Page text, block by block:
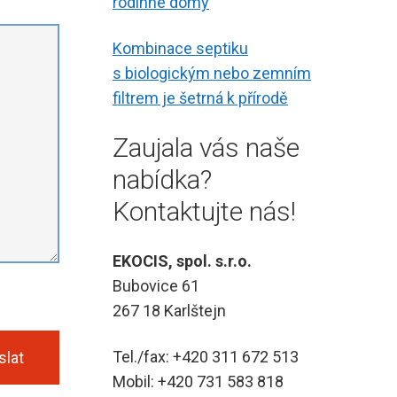
Kombinace septiku
s biologickým nebo zemním
filtrem je šetrná k přírodě
Zaujala vás naše
nabídka?
Kontaktujte nás!
EKOCIS, spol. s.r.o.
Bubovice 61
267 18 Karlštejn
Tel./fax: +420 311 672 513
Mobil: +420 731 583 818